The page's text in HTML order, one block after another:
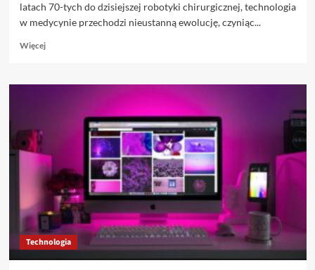
latach 70-tych do dzisiejszej robotyki chirurgicznej, technologia
w medycynie przechodzi nieustanną ewolucję, czyniąc...
WięcejDowiedz
o
technologia
poprawia
nasze
zdrowie?
Technologia